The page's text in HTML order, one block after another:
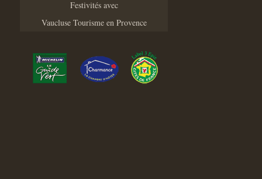
Festivités avec
Vaucluse Tourisme en Provence